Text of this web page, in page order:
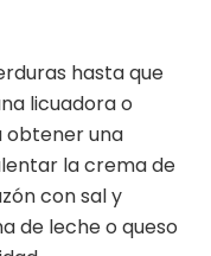
hasta que
licuadora o
obtener una
la crema de
con sal y
de leche o queso